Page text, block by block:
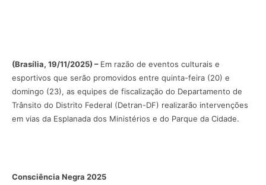
(Brasília, 19/11/2025) – Em razão de eventos culturais e
esportivos que serão promovidos entre quinta-feira (20) e
domingo (23), as equipes de fiscalização do Departamento de
Trânsito do Distrito Federal (Detran-DF) realizarão intervenções
em vias da Esplanada dos Ministérios e do Parque da Cidade.
Consciência Negra 2025